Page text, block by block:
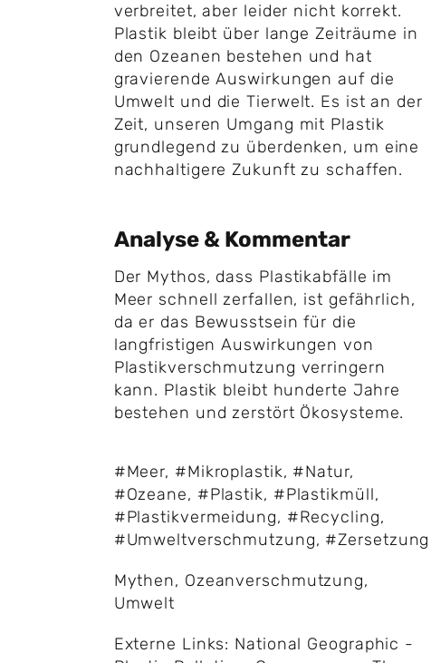
verbreitet, aber leider nicht korrekt.
Plastik bleibt über lange Zeiträume in
den Ozeanen bestehen und hat
gravierende Auswirkungen auf die
Umwelt und die Tierwelt. Es ist an der
Zeit, unseren Umgang mit Plastik
grundlegend zu überdenken, um eine
nachhaltigere Zukunft zu schaffen.
Analyse & Kommentar
Der Mythos, dass Plastikabfälle im
Meer schnell zerfallen, ist gefährlich,
da er das Bewusstsein für die
langfristigen Auswirkungen von
Plastikverschmutzung verringern
kann. Plastik bleibt hunderte Jahre
bestehen und zerstört Ökosysteme.
#Meer, #Mikroplastik, #Natur,
#Ozeane, #Plastik, #Plastikmüll,
#Plastikvermeidung, #Recycling,
#Umweltverschmutzung, #Zersetzung
Mythen, Ozeanverschmutzung,
Umwelt
Externe Links: National Geographic -